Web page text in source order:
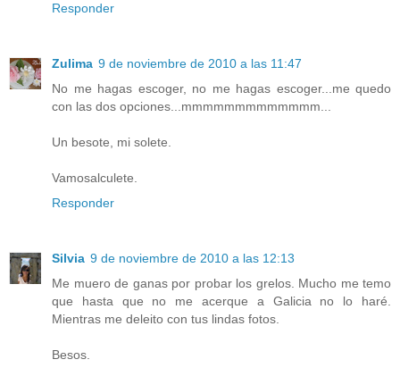
Responder
Zulima 9 de noviembre de 2010 a las 11:47
No me hagas escoger, no me hagas escoger...me quedo
con las dos opciones...mmmmmmmmmmmmm...
Un besote, mi solete.
Vamosalculete.
Responder
Silvia 9 de noviembre de 2010 a las 12:13
Me muero de ganas por probar los grelos. Mucho me temo
que hasta que no me acerque a Galicia no lo haré.
Mientras me deleito con tus lindas fotos.
Besos.